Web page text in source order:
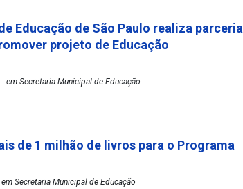
Educação de São Paulo realiza parceria
projeto de Educação
Secretaria Municipal de Educação
de 1 milhão de livros para o Programa
Secretaria Municipal de Educação